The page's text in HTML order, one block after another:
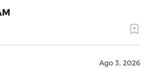
Ago 3, 2026